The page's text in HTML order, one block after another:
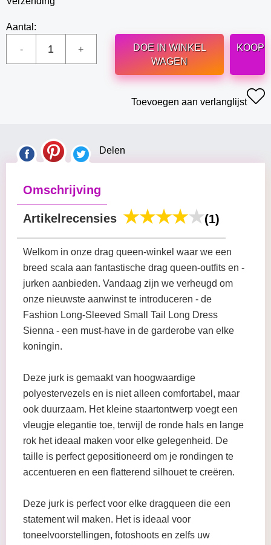
Aantal:
DOE IN WINKEL
WAGEN
KOOP
Toevoegen aan verlanglijst
Delen
Omschrijving
Artikelrecensies (1)
Welkom in onze drag queen-winkel waar we een
breed scala aan fantastische drag queen-outfits en -
jurken aanbieden. Vandaag zijn we verheugd om
onze nieuwste aanwinst te introduceren - de
Fashion Long-Sleeved Small Tail Long Dress
Sienna - een must-have in de garderobe van elke
koningin.
Deze jurk is gemaakt van hoogwaardige
polyestervezels en is niet alleen comfortabel, maar
ook duurzaam. Het kleine staartontwerp voegt een
vleugje elegantie toe, terwijl de ronde hals en lange
rok het ideaal maken voor elke gelegenheid. De
taille is perfect gepositioneerd om je rondingen te
accentueren en een flatterend silhouet te creëren.
Deze jurk is perfect voor elke dragqueen die een
statement wil maken. Het is ideaal voor
toneelvoorstellingen, fotoshoots en zelfs uw